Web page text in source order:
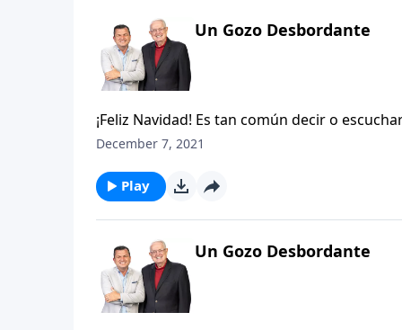
Un Gozo Desbordante
¡Feliz Navidad! Es tan común decir o
realmente nos estamos preparando para
«estresante».
December 7, 2021
Play
Un Gozo Desbordante